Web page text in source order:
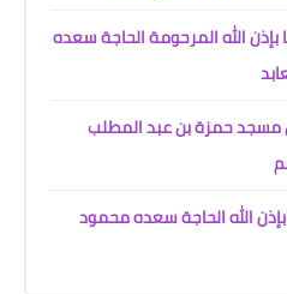
بإذن الله المرحومة الحاجة سعده
مسجد حمزة بن عبد المطلب
بإذن الله الحاجة سعده محمود